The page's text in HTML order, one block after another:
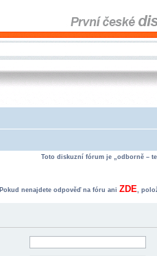
Toto diskuzní fórum je „odborně –
Pokud nenajdete odpověď na fóru ani ZDE,